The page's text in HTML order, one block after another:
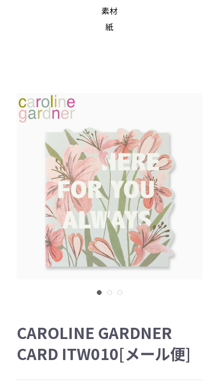
素材
紙
CAROLINE GARDNER
CARD ITW010[メール便]